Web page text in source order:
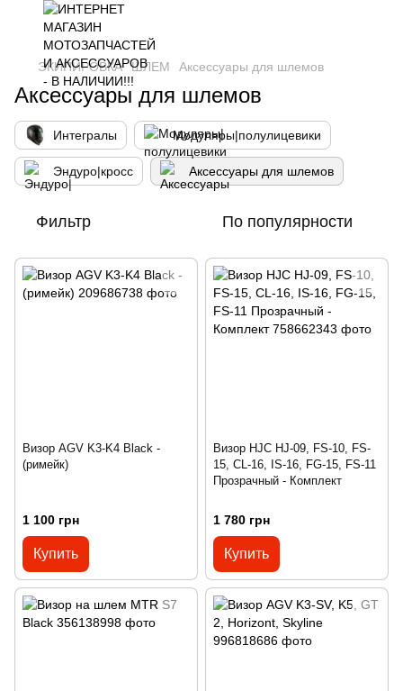
ЭКИПИРОВКА ШЛЕМ Аксессуары для шлемов
Аксессуары для шлемов
Интегралы Модуляры|полулицевики
Эндуро|кросс Аксессуары для шлемов
Фильтр По популярности
Визор AGV K3-K4 Black -
(римейк)
1 100 грн
Купить
Визор HJC HJ-09, FS-10, FS-
15, CL-16, IS-16, FG-15, FS-11
Прозрачный - Комплект
1 780 грн
Купить